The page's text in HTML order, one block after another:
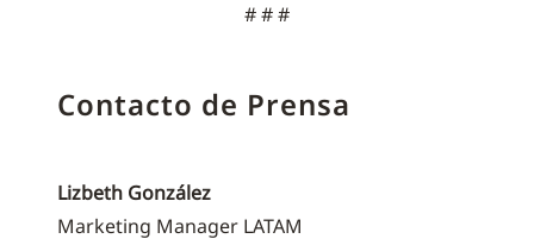
# # #
Contacto de Prensa
Lizbeth González
Marketing Manager LATAM